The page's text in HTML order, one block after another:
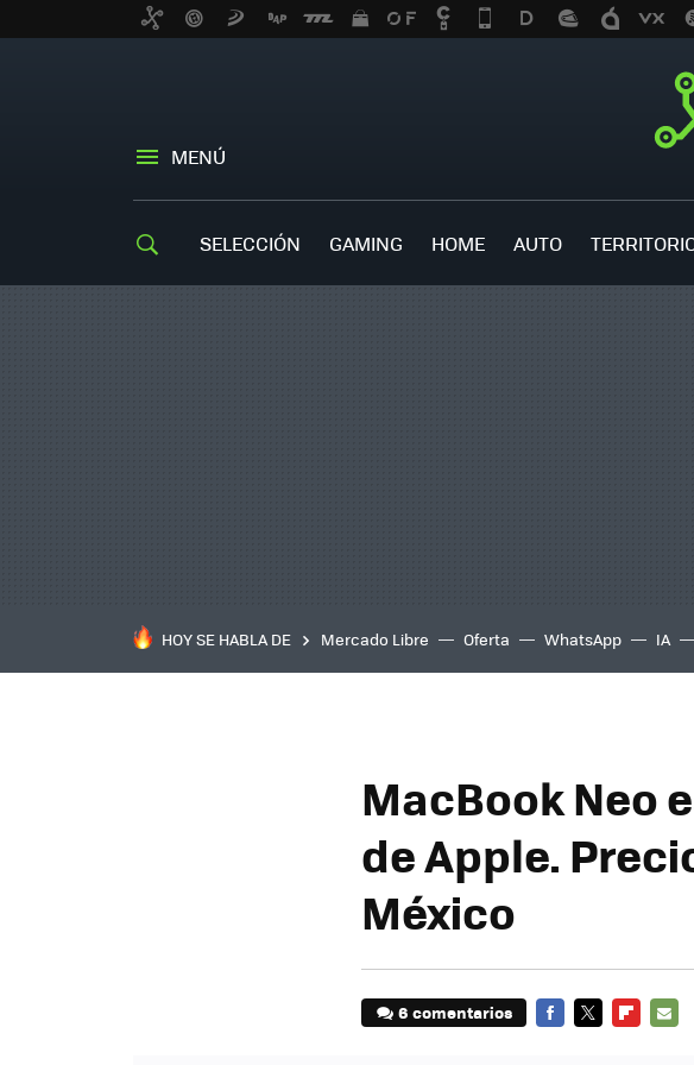
MENÚ
SELECCIÓN GAMING HOME AUTO
HOY SE HABLA DE Mercado Libre Oferta WhatsApp IA
MacBook Neo
de Apple.
México
6 comentarios